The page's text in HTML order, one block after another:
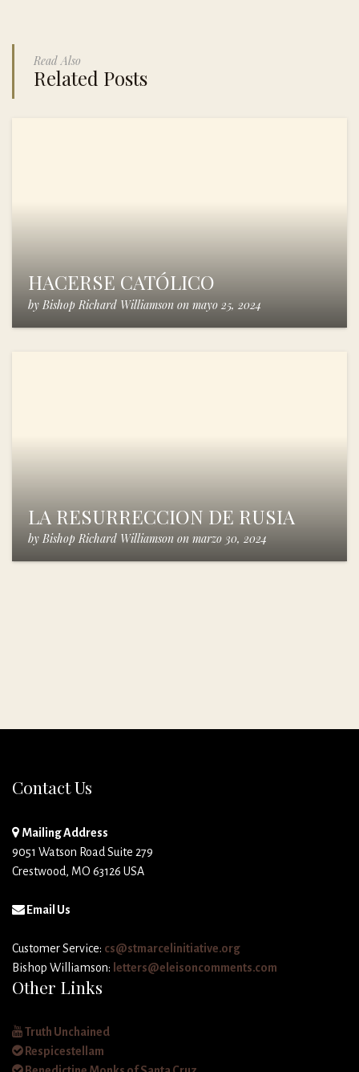
Read Also
Related Posts
HACERSE CATÓLICO
by Bishop Richard Williamson on mayo 25, 2024
LA RESURRECCION DE RUSIA
by Bishop Richard Williamson on marzo 30, 2024
Contact Us
Mailing Address
9051 Watson Road Suite 279
Crestwood, MO 63126 USA
Email Us
Customer Service: cs@stmarcelinitiative.org
Bishop Williamson: letters@eleisoncomments.com
Other Links
Truth Unchained
Respicestellam